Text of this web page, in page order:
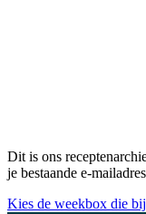
Dit is ons
je bestaande e-mailadres
Kies de weekbox die